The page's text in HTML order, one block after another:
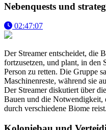
Nebenquests und
02:47:07
Der Streamer entscheidet, die
fortzusetzen, und plant, in den
Person zu retten. Die Gruppe
Maschinenreste, während sie
Der Streamer diskutiert über
Bauen und die Notwendigkeit,
durch verschiedene Biome reist.